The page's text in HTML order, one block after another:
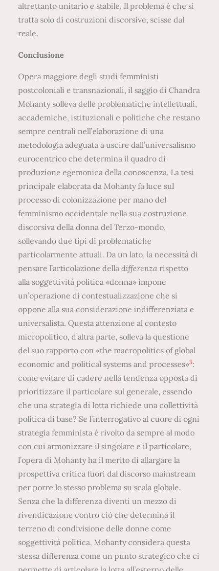
altrettanto unitario e stabile. Il problema è che si
tratta solo di costruzioni discorsive, scisse dal
reale.
Conclusione
Opera maggiore degli studi femministi
postcoloniali e transnazionali, il saggio di Chandra
Mohanty solleva delle problematiche intellettuali,
accademiche, istituzionali e politiche che restano
sempre centrali nell’elaborazione di una
metodologia adeguata a uscire dall’universalismo
eurocentrico che determina il quadro di
produzione egemonica della conoscenza. La tesi
principale elaborata da Mohanty fa luce sul
processo di colonizzazione per mano del
femminismo occidentale nella sua costruzione
discorsiva della donna del Terzo-mondo,
sollevando due tipi di problematiche
particolarmente attuali. Da un lato, la necessità di
pensare l’articolazione delladifferenza rispetto
alla soggettività politica «donna» impone
un’operazione di contestualizzazione che si
oppone alla sua considerazione indifferenziata e
universalista. Questa attenzione al contesto
micropolitico, d’altra parte, solleva la questione
del suo rapporto con «the macropolitics of global
economic and political systems and processes»5:
come evitare di cadere nella tendenza opposta di
prioritizzare il particolare sul generale, essendo
che una strategia di lotta richiede una collettività
politica di base? Se l’interrogativo al cuore di ogni
strategia femminista è rivolto da sempre al modo
con cui armonizzare il singolare e il particolare,
l’opera di Mohanty ha il merito di allargare la
prospettiva critica fuori dal discorso mainstream
per porre lo stesso problema su scala globale.
Senza che la differenza diventi un mezzo di
rivendicazione contro ciò che determina il
terreno di condivisione delle donne come
soggettività politica, Mohanty considera questa
stessa differenza come un punto strategico che ci